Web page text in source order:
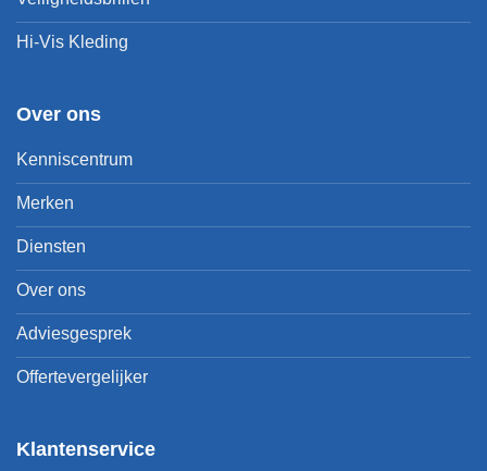
Hi-Vis Kleding
Over ons
Kenniscentrum
Merken
Diensten
Over ons
Adviesgesprek
Offertevergelijker
Klantenservice